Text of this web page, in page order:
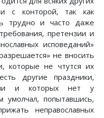
с конторой, так как
трудно и часто даже
претензии и
исповеданий»
не вносить
которые не чтутся их
другие праздники,
и которых нет у
умолчал, попытавшись,
неправославных